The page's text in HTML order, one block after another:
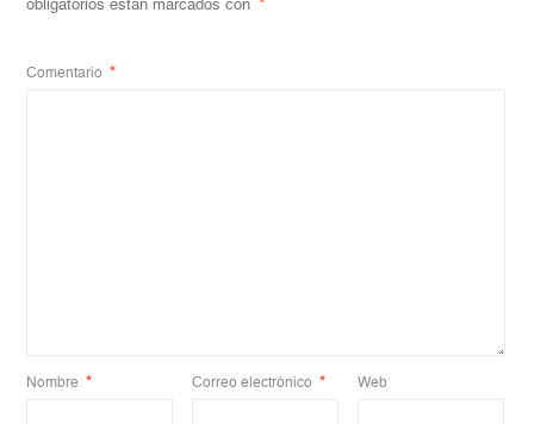
obligatorios están marcados con *
Comentario *
Nombre * Correo electrónico * Web